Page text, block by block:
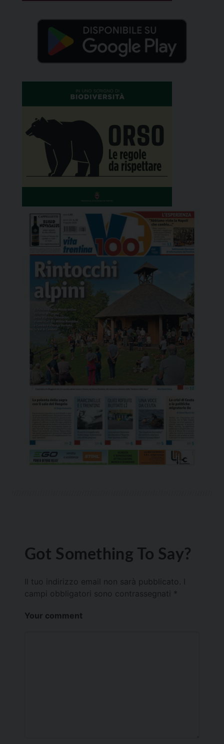
Got Something To Say?
Il tuo indirizzo email non sarà pubblicato.
campi obbligatori sono contrassegnati *
Your comment